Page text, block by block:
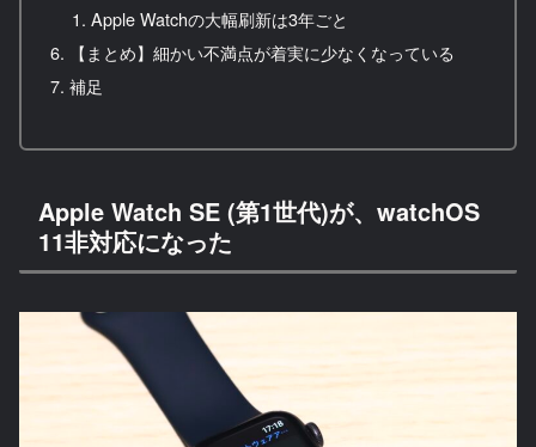
Apple Watchの大幅刷新は3年ごと
【まとめ】細かい不満点が着実に少なくなっている
補足
Apple Watch SE (第1世代)が、watchOS
11非対応になった